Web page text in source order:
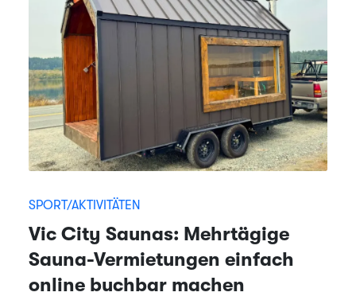
SPORT/AKTIVITÄTEN
Vic City Saunas: Mehrtägige
Sauna-Vermietungen einfach
online buchbar machen